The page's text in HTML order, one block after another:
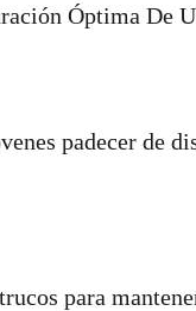
Óptima De
padecer de
para